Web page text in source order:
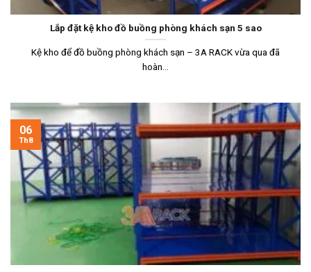
Lắp đặt kệ kho đồ buồng phòng khách sạn 5 sao
Kệ kho để đồ buồng phòng khách sạn – 3A RACK vừa qua đã
hoàn...
06
Th8